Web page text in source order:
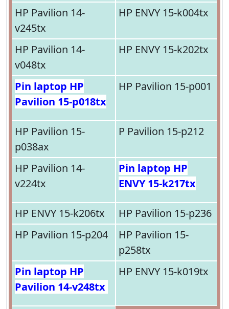
HP Pavilion 14-
v245tx
HP ENVY 15-k004tx
HP Pavilion 14-
v048tx
HP ENVY 15-k202tx
Pin laptop HP
Pavilion 15-p018tx
HP Pavilion 15-p001
HP Pavilion 15-
p038ax
P Pavilion 15-p212
HP Pavilion 14-
v224tx
Pin laptop HP
ENVY 15-k217tx
HP ENVY 15-k206tx
HP Pavilion 15-p236
HP Pavilion 15-p204
HP Pavilion 15-
p258tx
Pin laptop HP
Pavilion 14-v248tx
HP ENVY 15-k019tx